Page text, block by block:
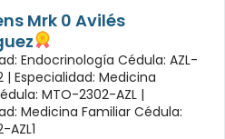
Mrk 0 Avilés
Endocrinología Cédula: AZL-
| Especialidad: Medicina
MTO-2302-AZL |
Medicina Familiar Cédula: